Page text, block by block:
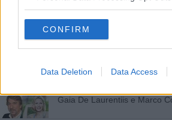
CONFIRM
Data Deletion Data Access
U.S.D. Pomarance Calcio:
mezzo secolo
Le moto... a tutto a vapore
Cresce la ​Società Chimica
Gaia De Laurentiis e Marco